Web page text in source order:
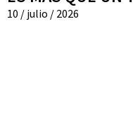
10 / julio / 2026